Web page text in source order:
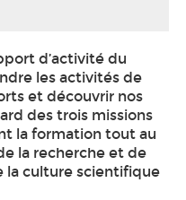
d’activité du
les activités de
et découvrir nos
des trois missions
la formation tout au
la recherche et de
la culture scientifique